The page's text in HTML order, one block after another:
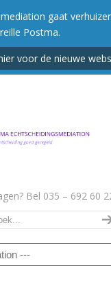
gaat
Postma.
voor de nieuwe
Bel 035 – 692 60